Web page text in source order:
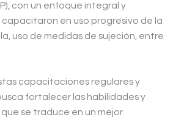
con un enfoque integral y
en uso progresivo de la
uso de medidas de sujeción, entre
capacitaciones regulares y
fortalecer las habilidades y
se traduce en un mejor